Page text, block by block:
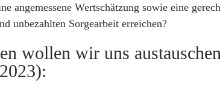
angemessene Wertschätzung sowie eine
unbezahlten Sorgearbeit erreichen?
wollen wir uns